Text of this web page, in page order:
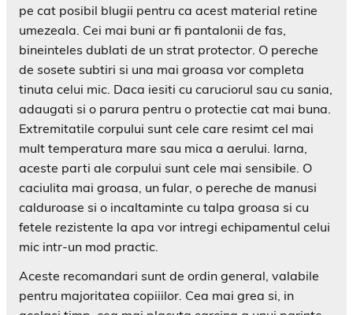
pe cat posibil blugii pentru ca acest material retine
umezeala. Cei mai buni ar fi pantalonii de fas,
bineinteles dublati de un strat protector. O pereche
de sosete subtiri si una mai groasa vor completa
tinuta celui mic. Daca iesiti cu caruciorul sau cu sania,
adaugati si o parura pentru o protectie cat mai buna.
Extremitatile corpului sunt cele care resimt cel mai
mult temperatura mare sau mica a aerului. Iarna,
aceste parti ale corpului sunt cele mai sensibile. O
caciulita mai groasa, un fular, o pereche de manusi
calduroase si o incaltaminte cu talpa groasa si cu
fetele rezistente la apa vor intregi echipamentul celui
mic intr-un mod practic.
Aceste recomandari sunt de ordin general, valabile
pentru majoritatea copiiilor. Cea mai grea si, in